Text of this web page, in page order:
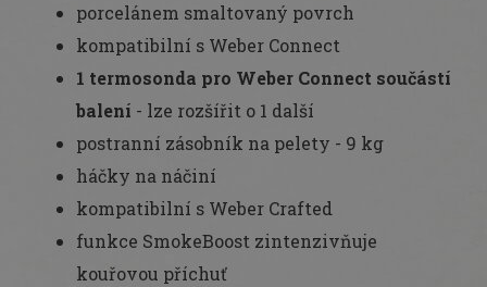
porcelánem smaltovaný povrch
kompatibilní s Weber Connect
1 termosonda pro Weber Connect součástí
balení - lze rozšířit o 1 další
postranní zásobník na pelety - 9 kg
háčky na náčiní
kompatibilní s Weber Crafted
funkce SmokeBoost zintenzivňuje
kouřovou příchuť